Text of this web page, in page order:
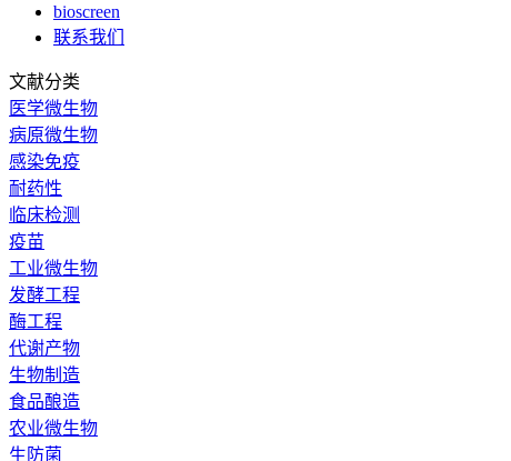
bioscreen
联系我们
文献分类
医学微生物
病原微生物
感染免疫
耐药性
临床检测
疫苗
工业微生物
发酵工程
酶工程
代谢产物
生物制造
食品酿造
农业微生物
生防菌